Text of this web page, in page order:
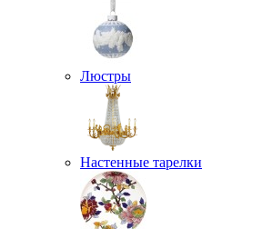
Люстры
Настенные тарелки